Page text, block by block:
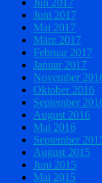
Juni 2017
Mai 2017
März 2017
Februar 2017
Januar 2017
November
Oktober 2016
September
August 2016
Mai 2016
September
August 2015
Juni 2015
Mai 2015